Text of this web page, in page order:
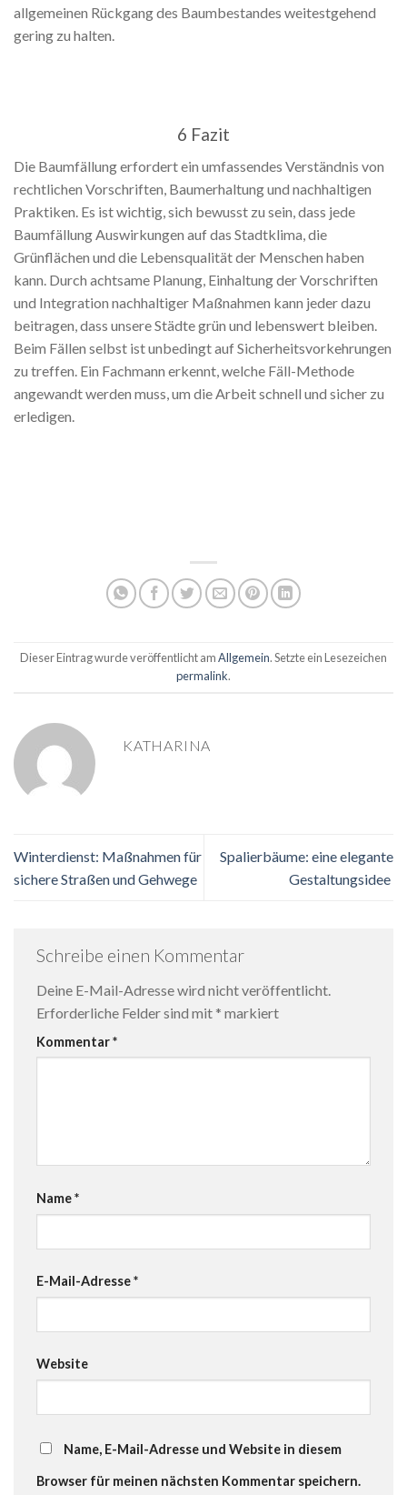
allgemeinen Rückgang des Baumbestandes weitestgehend
gering zu halten.
6 Fazit
Die Baumfällung erfordert ein umfassendes Verständnis von
rechtlichen Vorschriften, Baumerhaltung und nachhaltigen
Praktiken. Es ist wichtig, sich bewusst zu sein, dass jede
Baumfällung Auswirkungen auf das Stadtklima, die
Grünflächen und die Lebensqualität der Menschen haben
kann. Durch achtsame Planung, Einhaltung der Vorschriften
und Integration nachhaltiger Maßnahmen kann jeder dazu
beitragen, dass unsere Städte grün und lebenswert bleiben.
Beim Fällen selbst ist unbedingt auf Sicherheitsvorkehrungen
zu treffen. Ein Fachmann erkennt, welche Fäll-Methode
angewandt werden muss, um die Arbeit schnell und sicher zu
erledigen.
Dieser Eintrag wurde veröffentlicht amAllgemein. Setzte ein Lesezeichen
permalink.
KATHARINA
Winterdienst: Maßnahmen für
sichere Straßen und Gehwege
Spalierbäume: eine elegante
Gestaltungsidee
Schreibe einen Kommentar
Deine E-Mail-Adresse wird nicht veröffentlicht.
Erforderliche Felder sind mit * markiert
Kommentar*
Name*
E-Mail-Adresse*
Website
Name, E-Mail-Adresse und Website in diesem
Browser für meinen nächsten Kommentar speichern.